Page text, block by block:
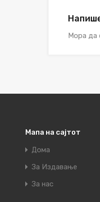
Мора да
Мапа на сајтот
Дома
За Издавање
За нас